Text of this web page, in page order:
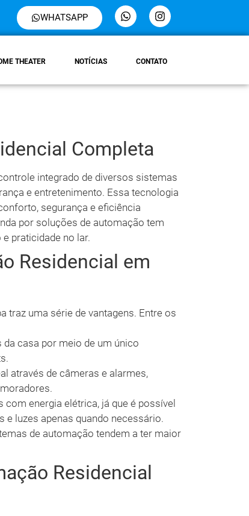
WHATSAPP
THEATER NOTÍCIAS CONTATO
Completa
integrado de diversos sistemas
e entretenimento. Essa tecnologia
segurança e eficiência
por soluções de automação tem
praticidade no lar.
Residencial em
traz uma série de vantagens. Entre os
casa por meio de um único
através de câmeras e alarmes,
com energia elétrica, já que é possível
luzes apenas quando necessário.
de automação tendem a ter maior
Residencial